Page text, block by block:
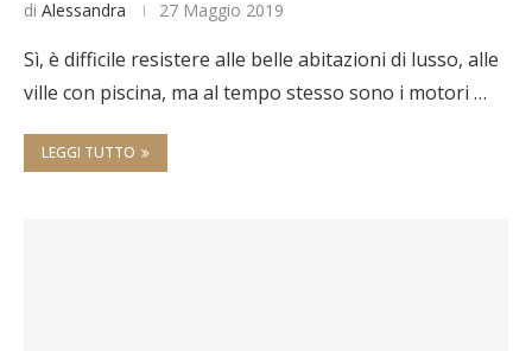
di Alessandra 27 Maggio 2019
Sì, è difficile resistere alle belle abitazioni di lusso, alle
ville con piscina, ma al tempo stesso sono i motori …
LEGGI TUTTO